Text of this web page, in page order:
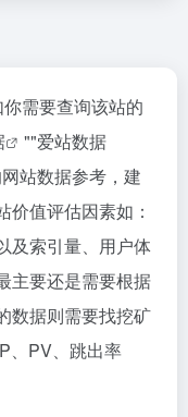
需要查询该站的
""爱站数据
站数据参考，建
值评估因素如：
及索引量、用户体
主要还是需要根据
数据则需要找挖矿
、PV、跳出率